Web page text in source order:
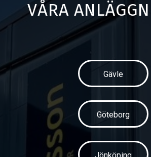
VÅRA
Gävle
Göteborg